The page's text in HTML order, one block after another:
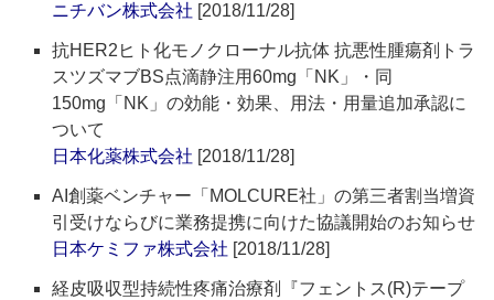
ニチバン株式会社 [2018/11/28]
抗HER2ヒト化モノクローナル抗体 抗悪性腫瘍剤トラ
スツズマブBS点滴静注用60mg「NK」・同
150mg「NK」の効能・効果、用法・用量追加承認に
ついて
日本化薬株式会社 [2018/11/28]
AI創薬ベンチャー「MOLCURE社」の第三者割当増資
引受けならびに業務提携に向けた協議開始のお知らせ
日本ケミファ株式会社 [2018/11/28]
経皮吸収型持続性疼痛治療剤『フェントス(R)テープ